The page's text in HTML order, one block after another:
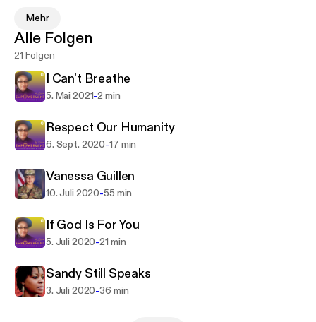
news from a modern standpoint. I am my brothers
keeper and I desire to leave no man/woman behind!
Support this podcast:
m/pod/show/renee-jacobs/support
Mehr
Alle Folgen
21 Folgen
I Can't Breathe
5. Mai 2021-2 min
Respect Our Humanity
6. Sept. 2020-17 min
Vanessa Guillen
10. Juli 2020-55 min
If God Is For You
5. Juli 2020-21 min
Sandy Still Speaks
3. Juli 2020-36 min